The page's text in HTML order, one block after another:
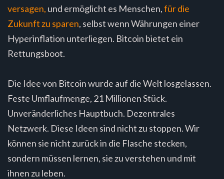
versagen, und ermöglicht es Menschen,für die
Zukunft zu sparen, selbst wenn Währungen einer
Hyperinflation unterliegen. Bitcoin bietet ein
Rettungsboot.
Die Idee von Bitcoin wurde auf die Welt losgelassen.
Feste Umflaufmenge, 21 Millionen Stück.
Unveränderliches Hauptbuch. Dezentrales
Netzwerk. Diese Ideen sind nicht zu stoppen. Wir
können sie nicht zurück in die Flasche stecken,
sondern müssen lernen, sie zu verstehen und mit
ihnen zu leben.